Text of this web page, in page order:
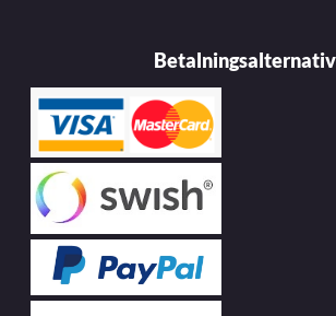
Betalningsalternativ